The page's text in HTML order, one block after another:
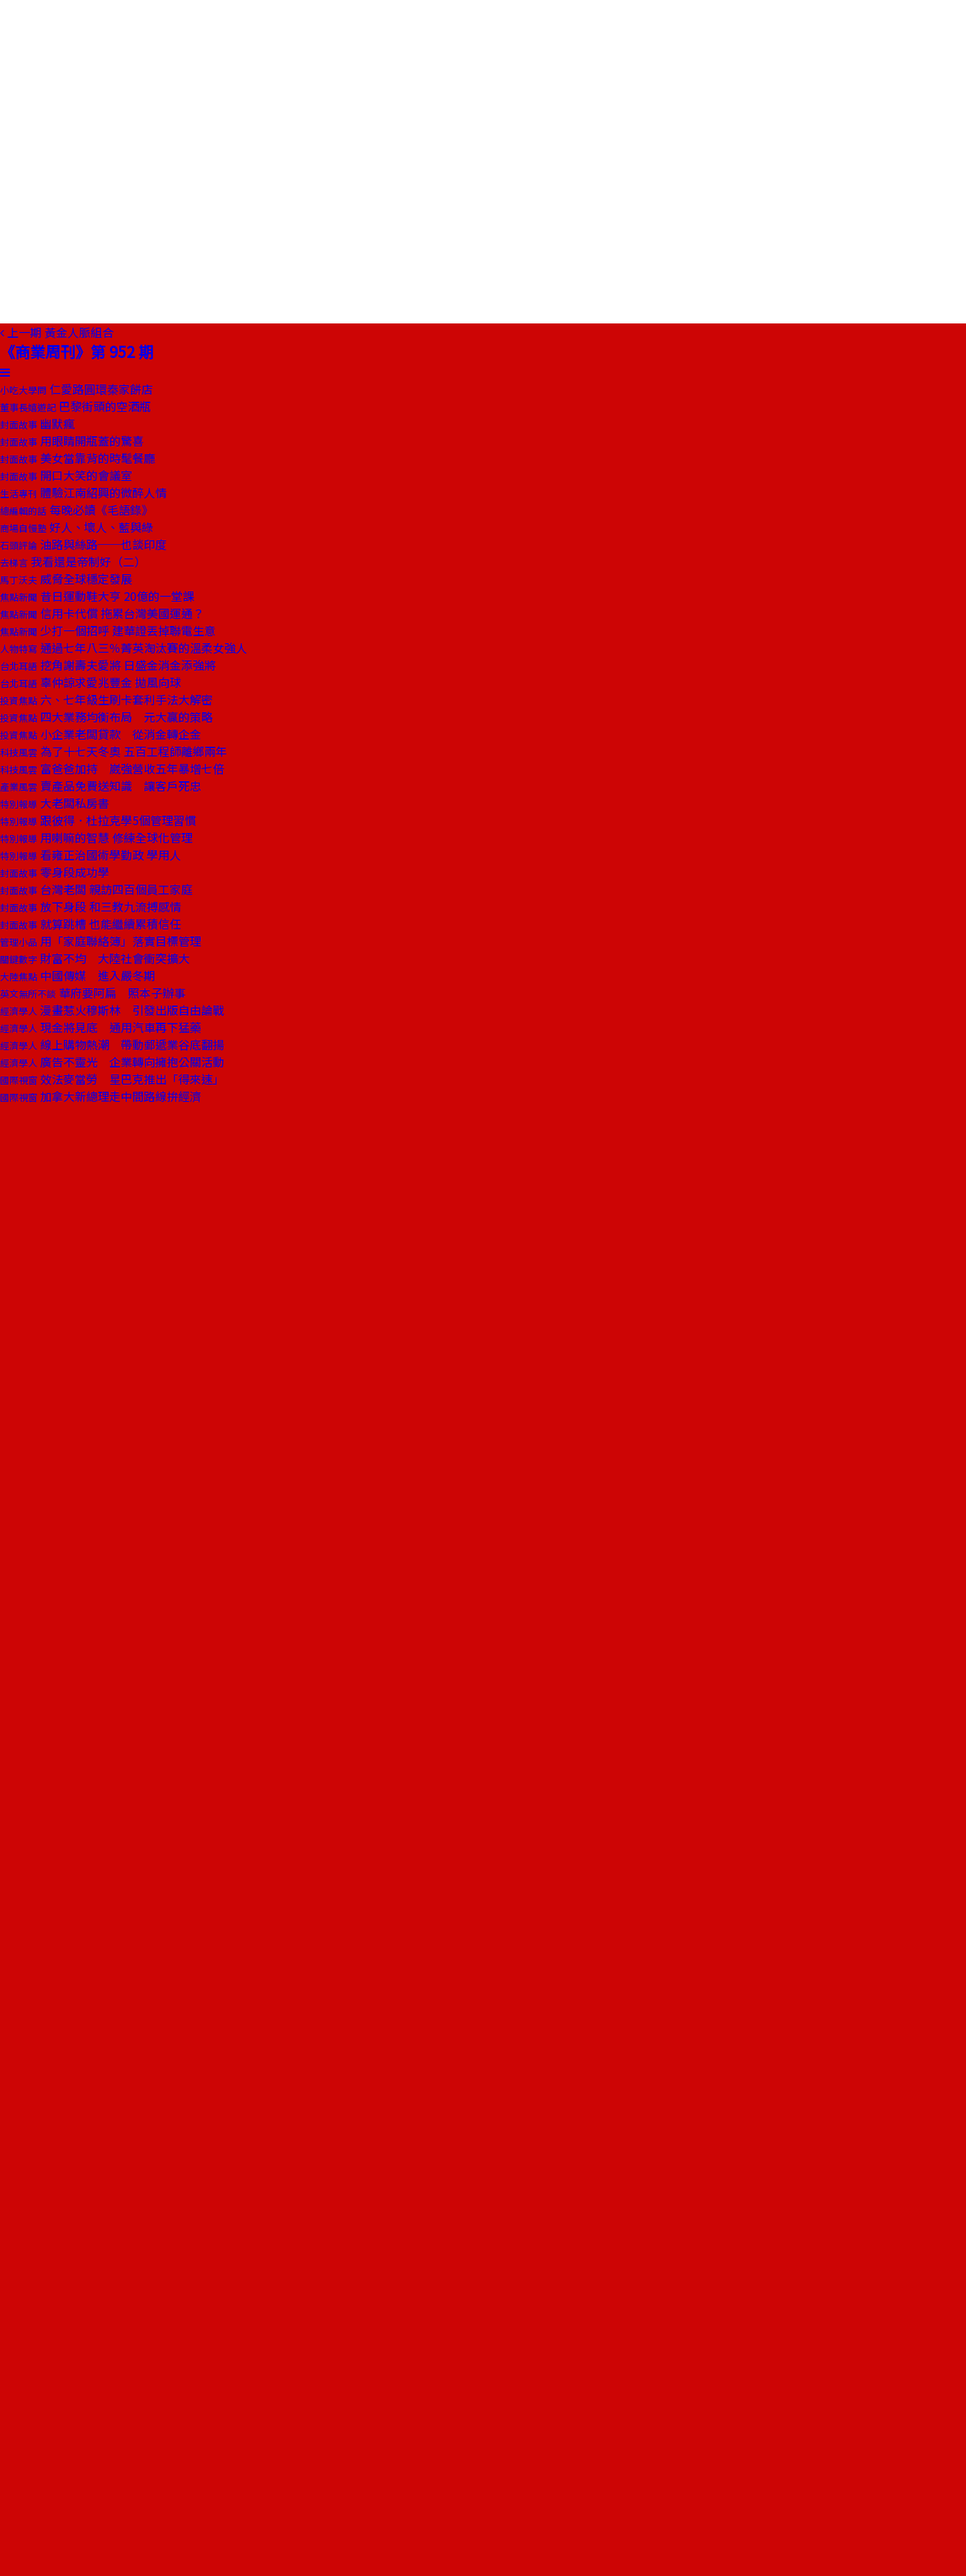
上一期 黃金人脈組合
《商業周刊》第 952 期
小吃大學問 仁愛路圓環秦家餅店
董事長嬉遊記 巴黎街頭的空酒瓶
封面故事 幽默瘋
封面故事 用眼睛開瓶蓋的驚喜
封面故事 美女當靠背的時髦餐廳
封面故事 開口大笑的會議室
生活專刊 體驗江南紹興的微醉人情
總編輯的話 每晚必讀《毛語錄》
商場自慢塾 好人、壞人、藍與綠
石頭評論 油路與絲路──也談印度
去梯言 我看還是帝制好（二）
馬丁沃夫 威脅全球穩定發展
焦點新聞 昔日運動鞋大亨 20億的一堂課
焦點新聞 信用卡代償 拖累台灣美國運通？
焦點新聞 少打一個招呼 建華證丟掉聯電生意
人物特寫 通過七年八三％菁英淘汰賽的溫柔女強人
台北耳語 挖角謝壽夫愛將 日盛金消金添強將
台北耳語 辜仲諒求愛兆豐金 拋風向球
投資焦點 六、七年級生刷卡套利手法大解密
投資焦點 四大業務均衡布局 元大贏的策略
投資焦點 小企業老闆貸款 從消金轉企金
科技風雲 為了十七天冬奧 五百工程師離鄉兩年
科技風雲 富爸爸加持 崴強營收五年暴增七倍
產業風雲 賣產品免費送知識 讓客戶死忠
特別報導 大老闆私房書
特別報導 跟彼得．杜拉克學5個管理習慣
特別報導 用喇嘛的智慧 修練全球化管理
特別報導 看雍正治國術學勤政 學用人
封面故事 零身段成功學
封面故事 台灣老闆 親訪四百個員工家庭
封面故事 放下身段 和三教九流搏感情
封面故事 就算跳槽 也能繼續累積信任
管理小品 用「家庭聯絡簿」落實目標管理
關鍵數字 財富不均 大陸社會衝突擴大
大陸焦點 中國傳媒 進入嚴冬期
英文無所不談 華府要阿扁 照本子辦事
經濟學人 漫畫惹火穆斯林 引發出版自由論戰
經濟學人 現金將見底 通用汽車再下猛藥
經濟學人 線上購物熱潮 帶動郵遞業谷底翻揚
經濟學人 廣告不靈光 企業轉向擁抱公關活動
國際視窗 效法麥當勞 星巴克推出「得來速」
國際視窗 加拿大新總理走中間路線拚經濟